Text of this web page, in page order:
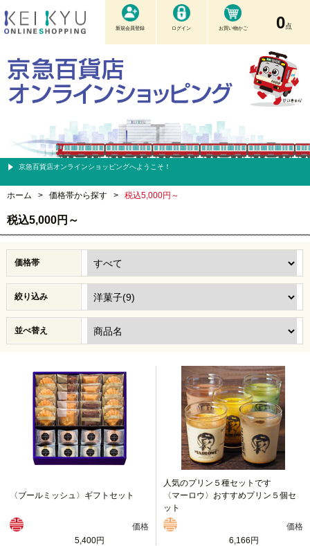
新規会員登録 ログイン お買い物かご 0点
京急百貨店オンラインショッピングへようこそ！
ホーム > 価格帯から探す > 税込5,000円～
税込5,000円～
価格帯
絞り込み
並べ替え
〈ブールミッシュ〉ギフトセット
価格
5,400円
人気のプリン５種セットです
〈マーロウ〉おすすめプリン５個セ
ット
価格
6,166円